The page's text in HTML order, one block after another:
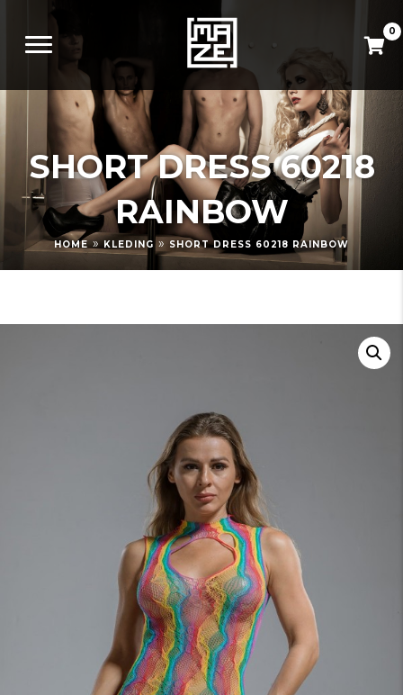
0
SHORT DRESS 60218
RAINBOW
HOME » KLEDING » SHORT DRESS 60218 RAINBOW